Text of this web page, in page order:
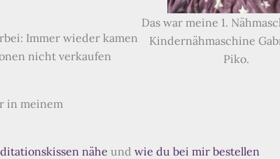
Immer wieder kamen
nicht verkaufen
in meinem
Das war meine 1.
Kindernähmaschine
Piko.
nähe und wie du bei mir bestellen